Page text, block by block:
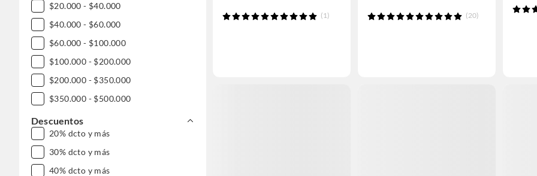
$20.000 - $40.000
$40.000 - $60.000
$60.000 - $100.000
$100.000 - $200.000
$200.000 - $350.000
$350.000 - $500.000
$500.000 - $1.000.000
DESDE $1.000.000
Descuentos
20% dcto y más
30% dcto y más
40% dcto y más
(1) (20)